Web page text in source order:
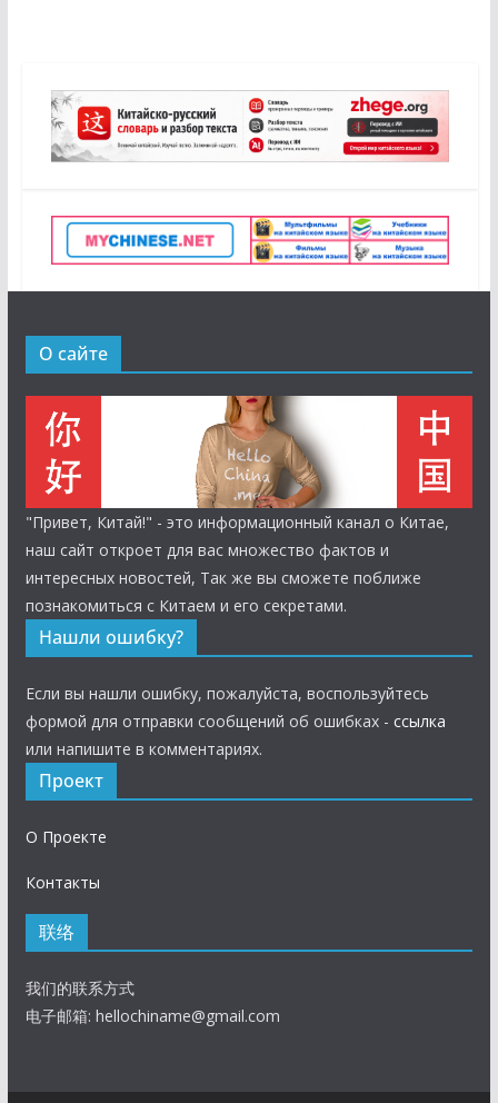
О сайте
"Привет, Китай!" - это информационный канал о Китае,
наш сайт откроет для вас множество фактов и
интересных новостей, Так же вы сможете поближе
познакомиться с Китаем и его секретами.
Нашли ошибку?
Если вы нашли ошибку, пожалуйста, воспользуйтесь
формой для отправки сообщений об ошибках - ссылка
или напишите в комментариях.
Проект
О Проекте
Контакты
联络
我们的联系方式
电子邮箱: hellochiname@gmail.com